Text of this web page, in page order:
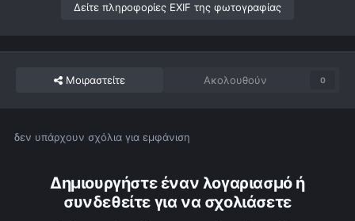
Δείτε πληροφορίες EXIF της φωτογραφίας
Μοιραστείτε Ακολουθούν 0
δεν υπάρχουν σχόλια για εμφάνιση
Δημιουργήστε έναν λογαριασμό ή
συνδεθείτε για να σχολιάσετε